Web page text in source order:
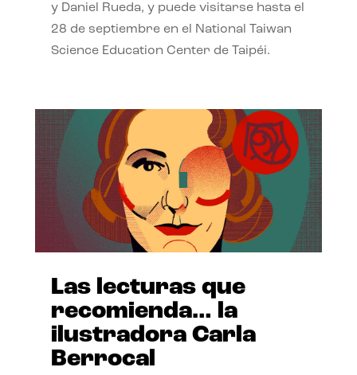
y Daniel Rueda, y puede visitarse hasta el
28 de septiembre en el National Taiwan
Science Education Center de Taipéi.
Las lecturas que
recomienda… la
ilustradora Carla
Berrocal